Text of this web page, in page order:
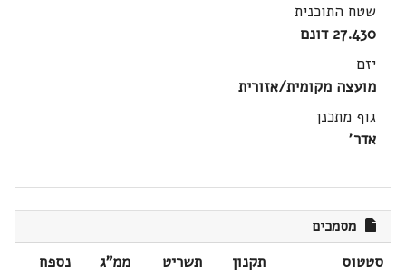
שטח התוכנית
27.430 דונם
יזם
מועצה מקומית/אזורית
גוף מתכנן
אדר'
מסמכים
סטטוס תקנון תשריט ממ"ג
נספח